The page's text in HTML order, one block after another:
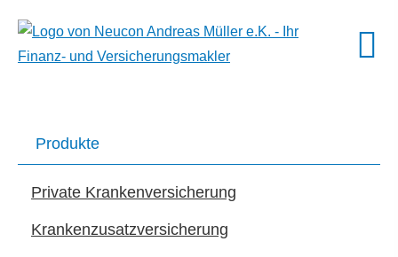
Produkte
Private Kranken­ver­si­che­rung
Kranken­zusatz­ver­si­che­rung